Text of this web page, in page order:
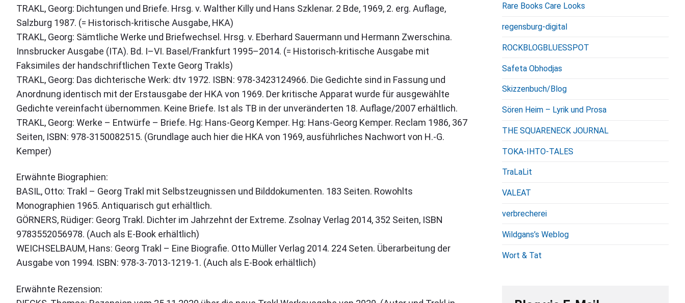
TRAKL, Georg: Dichtungen und Briefe. Hrsg. v. Walther Killy und Hans Szklenar. 2 Bde, 1969, 2. erg. Auflage,
Salzburg 1987. (= Historisch-kritische Ausgabe, HKA)
TRAKL, Georg: Sämtliche Werke und Briefwechsel. Hrsg. v. Eberhard Sauermann und Hermann Zwerschina.
Innsbrucker Ausgabe (ITA). Bd. I–VI. Basel/Frankfurt 1995–2014. (= Historisch-kritische Ausgabe mit
Faksimiles der handschriftlichen Texte Georg Trakls)
TRAKL, Georg: Das dichterische Werk: dtv 1972. ISBN: 978-3423124966. Die Gedichte sind in Fassung und
Anordnung identisch mit der Erstausgabe der HKA von 1969. Der kritische Apparat wurde für ausgewählte
Gedichte vereinfacht übernommen. Keine Briefe. Ist als TB in der unveränderten 18. Auflage/2007 erhältlich.
TRAKL, Georg: Werke – Entwürfe – Briefe. Hg: Hans-Georg Kemper. Hg: Hans-Georg Kemper. Reclam 1986, 367
Seiten, ISBN: 978-3150082515. (Grundlage auch hier die HKA von 1969, ausführliches Nachwort von H.-G.
Kemper)
Erwähnte Biographien:
BASIL, Otto: Trakl – Georg Trakl mit Selbstzeugnissen und Bilddokumenten. 183 Seiten. Rowohlts
Monographien 1965. Antiquarisch gut erhältlich.
GÖRNERS, Rüdiger: Georg Trakl. Dichter im Jahrzehnt der Extreme. Zsolnay Verlag 2014, 352 Seiten, ISBN
9783552056978. (Auch als E-Book erhältlich)
WEICHSELBAUM, Hans: Georg Trakl – Eine Biografie. Otto Müller Verlag 2014. 224 Seten. Überarbeitung der
Ausgabe von 1994. ISBN: 978-3-7013-1219-1. (Auch als E-Book erhältlich)
Erwähnte Rezension:
Rare Books Care Looks
regensburg-digital
ROCKBLOGBLUESSPOT
Safeta Obhodjas
Skizzenbuch/Blog
Sören Heim – Lyrik und Prosa
THE SQUARENECK JOURNAL
TOKA-IHTO-TALES
TraLaLit
VALEAT
verbrecherei
Wildgans’s Weblog
Wort & Tat